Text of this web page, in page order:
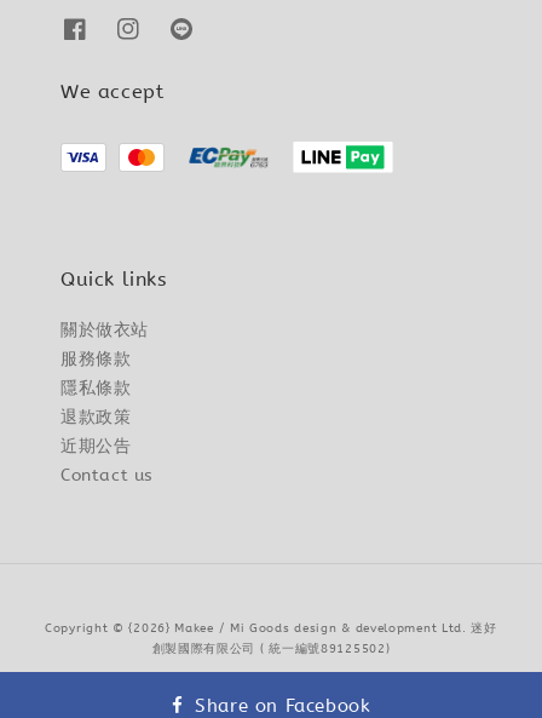
We accept
Quick links
關於做衣站
服務條款
隱私條款
退款政策
近期公告
Contact us
Copyright © {2026} Makee / Mi Goods design & development Ltd. 迷好
創製國際有限公司 ( 統一編號89125502)
Share on Facebook